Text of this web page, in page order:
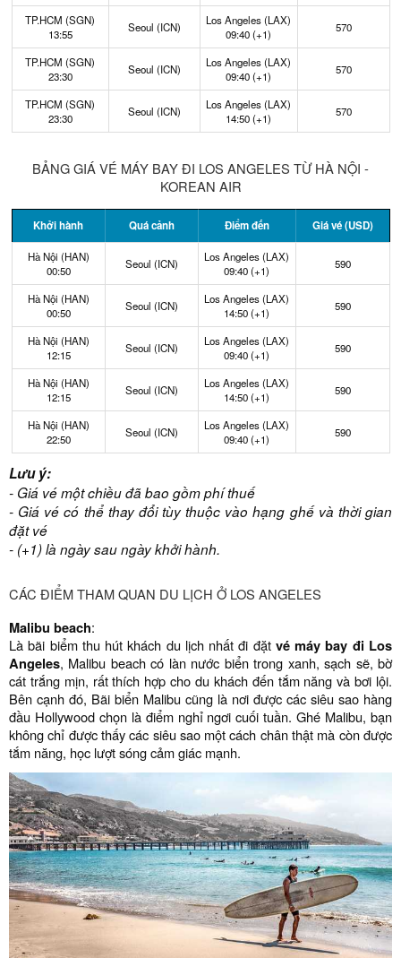
TP.HCM (SGN)
13:55
Seoul (ICN)
Los Angeles (LAX)
09:40 (+1)
570
TP.HCM (SGN)
23:30
Seoul (ICN)
Los Angeles (LAX)
09:40 (+1)
570
TP.HCM (SGN)
23:30
Seoul (ICN)
Los Angeles (LAX)
14:50 (+1)
570
BẢNG GIÁ VÉ MÁY BAY ĐI LOS ANGELES TỪ HÀ NỘI -
KOREAN AIR
Khởi hành Quá cảnh Điểm đến Giá vé (USD)
Hà Nội (HAN)
00:50
Seoul (ICN)
Los Angeles (LAX)
09:40 (+1)
590
Hà Nội (HAN)
00:50
Seoul (ICN)
Los Angeles (LAX)
14:50 (+1)
590
Hà Nội (HAN)
12:15
Seoul (ICN)
Los Angeles (LAX)
09:40 (+1)
590
Hà Nội (HAN)
12:15
Seoul (ICN)
Los Angeles (LAX)
14:50 (+1)
590
Hà Nội (HAN)
22:50
Seoul (ICN)
Los Angeles (LAX)
09:40 (+1)
590
Lưu ý:
- Giá vé một chiều đã bao gồm phí thuế
- Giá vé có thể thay đổi tùy thuộc vào hạng ghế và thời gian
đặt vé
- (+1) là ngày sau ngày khởi hành.
CÁC ĐIỂM THAM QUAN DU LỊCH Ở LOS ANGELES
Malibu beach:
Là bãi biểm thu hút khách du lịch nhất đi đặt vé máy bay đi Los
Angeles, Malibu beach có làn nước biển trong xanh, sạch sẽ, bờ
cát trắng mịn, rất thích hợp cho du khách đến tắm năng và bơi lội.
Bên cạnh đó, Bãi biển Malibu cũng là nơi được các siêu sao hàng
đầu Hollywood chọn là điểm nghỉ ngơi cuối tuần. Ghé Malibu, bạn
không chỉ được thấy các siêu sao một cách chân thật mà còn được
tắm năng, học lượt sóng cảm giác mạnh.